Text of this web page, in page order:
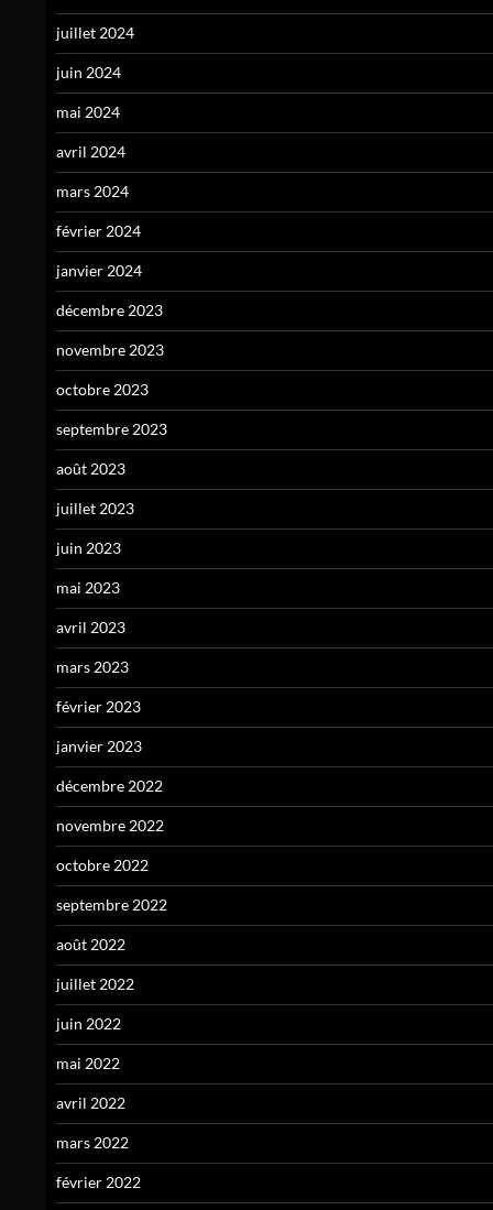
juillet 2024
juin 2024
mai 2024
avril 2024
mars 2024
février 2024
janvier 2024
décembre 2023
novembre 2023
octobre 2023
septembre 2023
août 2023
juillet 2023
juin 2023
mai 2023
avril 2023
mars 2023
février 2023
janvier 2023
décembre 2022
novembre 2022
octobre 2022
septembre 2022
août 2022
juillet 2022
juin 2022
mai 2022
avril 2022
mars 2022
février 2022